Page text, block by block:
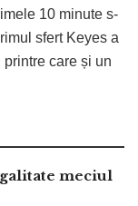
10 minute s-
sfert Keyes a
care și un
meciul